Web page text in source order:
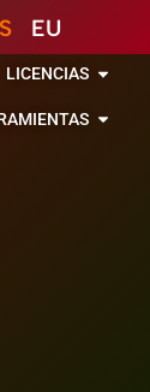
EU
LICENCIAS